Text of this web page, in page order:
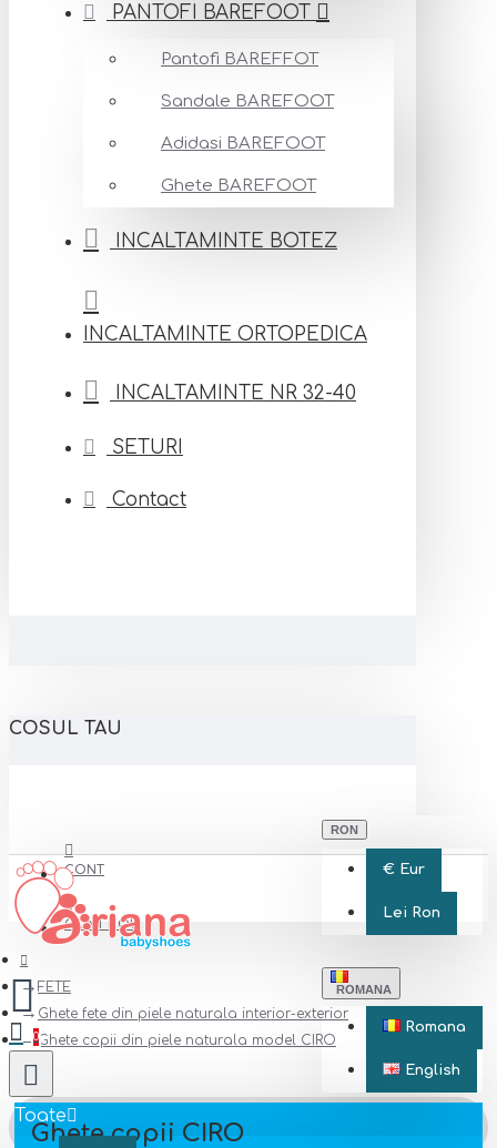
PANTOFI BAREFOOT
Pantofi BAREFFOT
Sandale BAREFOOT
Adidasi BAREFOOT
Ghete BAREFOOT
INCALTAMINTE BOTEZ
INCALTAMINTE ORTOPEDICA
INCALTAMINTE NR 32-40
SETURI
Contact
COSUL TAU
CONT
CONT NOU
RON
€ Eur
Lei Ron
ROMANA
Romana
English
0
Toate
FETE
Ghete fete din piele naturala interior-exterior
Ghete copii din piele naturala model CIRO
Ghete copii CIRO